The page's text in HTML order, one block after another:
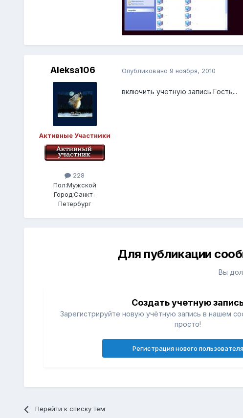
Aleksa106
Активные Участники
228
Пол:Мужской
Город:Санкт-
Петербург
Опубликовано 9 ноября, 2010
включить учетную запись Гость...
Для публикации
Вы
Создать учетную
Зарегистрируйте новую учётную запись в нашем
просто!
Регистрация нового пользователя
Перейти к списку тем